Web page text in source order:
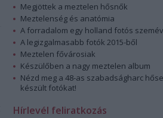
Megjöttek a meztelen hősnők
Meztelenség és anatómia
A forradalom egy holland fotós
A legizgalmasabb fotók 2015-ből
Meztelen fővárosiak
Készülőben a nagy meztelen album
Nézd meg a 48-as szabadságharc
készült fotókat!
Hírlevél feliratkozás